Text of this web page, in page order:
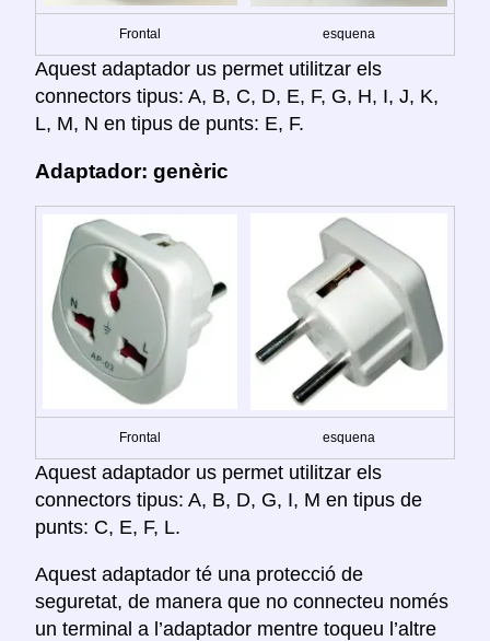
Frontal esquena
Aquest adaptador us permet utilitzar els
connectors tipus: A, B, C, D, E, F, G, H, I, J, K,
L, M, N en tipus de punts: E, F.
Adaptador: genèric
Frontal esquena
Aquest adaptador us permet utilitzar els
connectors tipus: A, B, D, G, I, M en tipus de
punts: C, E, F, L.
Aquest adaptador té una protecció de
seguretat, de manera que no connecteu només
un terminal a l’adaptador mentre toqueu l’altre